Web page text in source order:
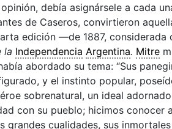
debía asignársele a cada
de Caseros, convirtieron
edición —de 1887,
la Independencia Argentina. Mitre
abordado su tema: “Sus
y el instinto popular,
sobrenatural, un ideal
con su pueblo; hicimos conocer
grandes cualidades, sus